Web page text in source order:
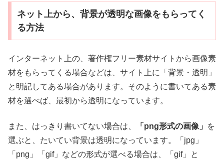
ネット上から、背景が透明な画像をもらってく
る方法
インターネット上の、著作権フリー素材サイトから画像素
材をもらってくる場合などは、サイト上に「背景・透明」
と明記してある場合があります。そのように書いてある素
材を選べば、最初から透明になっています。
また、はっきり書いてない場合は、 「png形式の画像」
を
選ぶと、たいてい背景は透明になっています。「jpg」
「png」「gif」などの形式が選べる場合は、「gif」と